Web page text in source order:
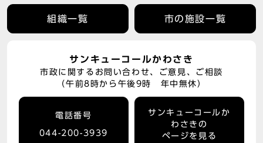
組織一覧 市の施設一覧
サンキューコールかわさき
市政に関するお問い合わせ、ご意見、ご相談
（午前8時から午後9時 年中無休）
電話番号
044-200-3939
サンキューコールか
わさきの
ページを見る